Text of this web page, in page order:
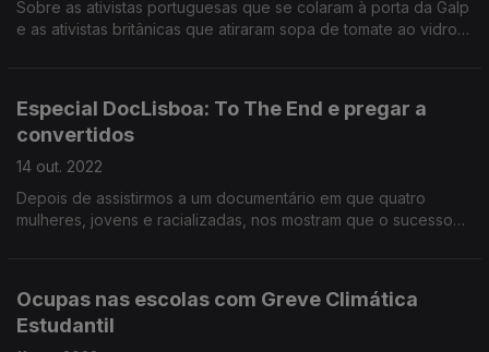
Sobre as ativistas portuguesas que se colaram à porta da Galp
e as ativistas britânicas que atiraram sopa de tomate ao vidro
Especial DocLisboa: To The End e pregar a
convertidos
14 out. 2022
Depois de assistirmos a um documentário em que quatro
mulheres, jovens e racializadas, nos mostram que o sucesso
Energia), António Vicente (Comissão Europeia) e Matilde
Ventura (Greve Climática Estudantil de Lisboa).
Ocupas nas escolas com Greve Climática
Estudantil